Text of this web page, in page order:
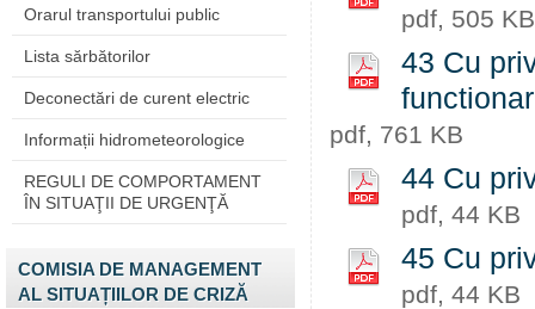
Orarul transportului public
Lista sărbătorilor
Deconectări de curent electric
Informații hidrometeorologice
REGULI DE COMPORTAMENT
ÎN SITUAŢII DE URGENŢĂ
COMISIA DE MANAGEMENT
AL SITUAȚIILOR DE CRIZĂ
pdf, 505 KB
43 Cu
pdf, 761 KB
44 Cu
pdf, 44 KB
45 Cu
pdf, 44 KB